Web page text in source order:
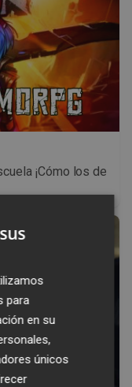
¡Cómo los de
para
en su
únicos